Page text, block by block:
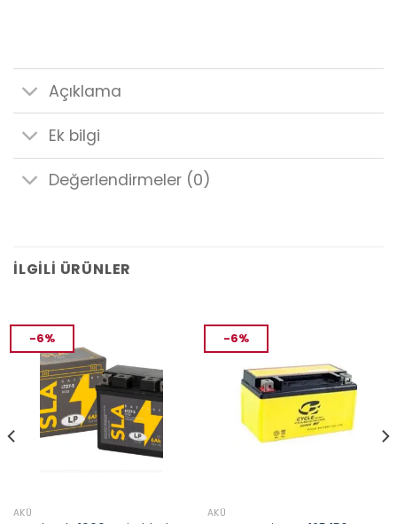
Açıklama
Ek bilgi
Değerlendirmeler (0)
İLGILI ÜRÜNLER
-6%
AKÜ
-6%
AKÜ